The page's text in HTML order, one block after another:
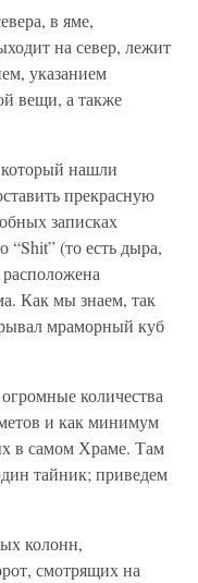
в яме,
на север, лежит
указанием
вещи, а также
нашли
прекрасную
записках
“Shit” (то есть дыра,
Как мы знаем, так
мраморный куб
количества
и как минимум
в самом Храме. Там
тайник; приведем
колонн,
смотрящих на